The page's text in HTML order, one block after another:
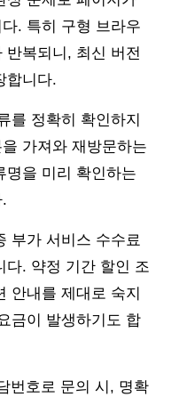
. 특히 구형 브라우
반복되니, 최신 버전
합니다.
를 정확히 확인하지
가져와 재방문하는
명을 미리 확인하는
부가 서비스 수수료
다. 약정 기간 할인 조
안내를 제대로 숙지
금이 발생하기도 합
번호로 문의 시, 명확